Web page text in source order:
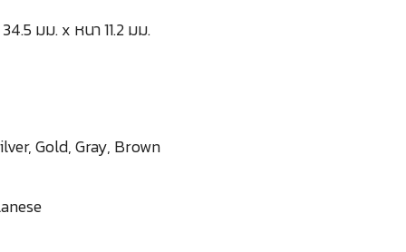
มม. x หนา 11.2 มม.
Gold, Gray, Brown